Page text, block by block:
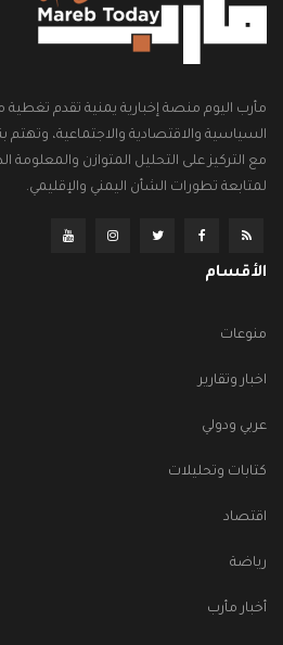
مأرب اليوم منصة إخبارية يمنية تقدم تغطية
السياسية والاقتصادية والاجتماعية، وتهتم
مع التركيز على التحليل المتوازن والمعلومة
لمتابعة تطورات الشأن اليمني والإقليمي.
الأقسام
منوعات
اخبار وتقارير
عربي ودولي
كتابات وتحليلات
اقتصاد
رياضة
أخبار مأرب